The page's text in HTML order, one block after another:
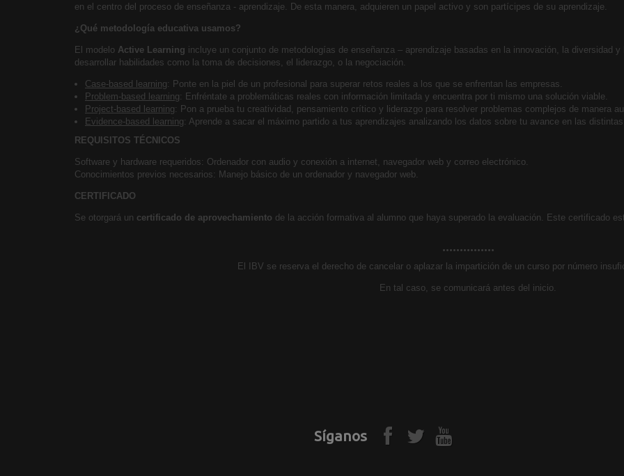
en el centro del proceso de enseñanza - aprendizaje. De esta manera, adquieren un papel activo y son partícipes de su aprendizaje.
¿Qué metodología educativa usamos?
El modelo Active Learning incluye un conjunto de metodologías de enseñanza – aprendizaje basadas en la innovación, la diversidad
desarrollar habilidades como la toma de decisiones, el liderazgo, o la negociación.
Case-based learning: Ponte en la piel de un profesional para superar retos reales a los que se enfrentan las empresas.
Problem-based learning: Enfréntate a problemáticas reales con información limitada y encuentra por ti mismo una solución viable.
Project-based learning: Pon a prueba tu creatividad, pensamiento crítico y liderazgo para resolver problemas complejos de manera
Evidence-based learning: Aprende a sacar el máximo partido a tus aprendizajes analizando los datos sobre tu avance en las
REQUISITOS TÉCNICOS
Software y hardware requeridos: Ordenador con audio y conexión a internet, navegador web y correo electrónico.
Conocimientos previos necesarios: Manejo básico de un ordenador y navegador web.
CERTIFICADO
Se otorgará un certificado de aprovechamiento de la acción formativa al alumno que haya superado la evaluación. Este certificado
...............
El IBV se reserva el derecho de cancelar o aplazar la impartición de un curso por número
En tal caso, se comunicará antes del inicio.
Síganos